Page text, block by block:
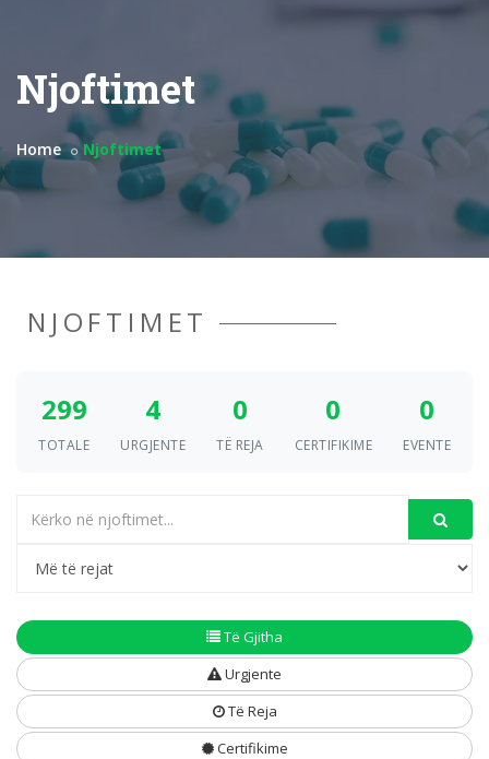
Njoftimet
Home Njoftimet
NJOFTIMET
299
TOTALE
4
URGJENTE
0
TË REJA
0
CERTIFIKIME
0
EVENTE
Të Gjitha
Urgjente
Të Reja
Certifikime